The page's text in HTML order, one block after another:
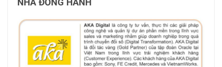
NHÀ ĐỒNG HÀNH